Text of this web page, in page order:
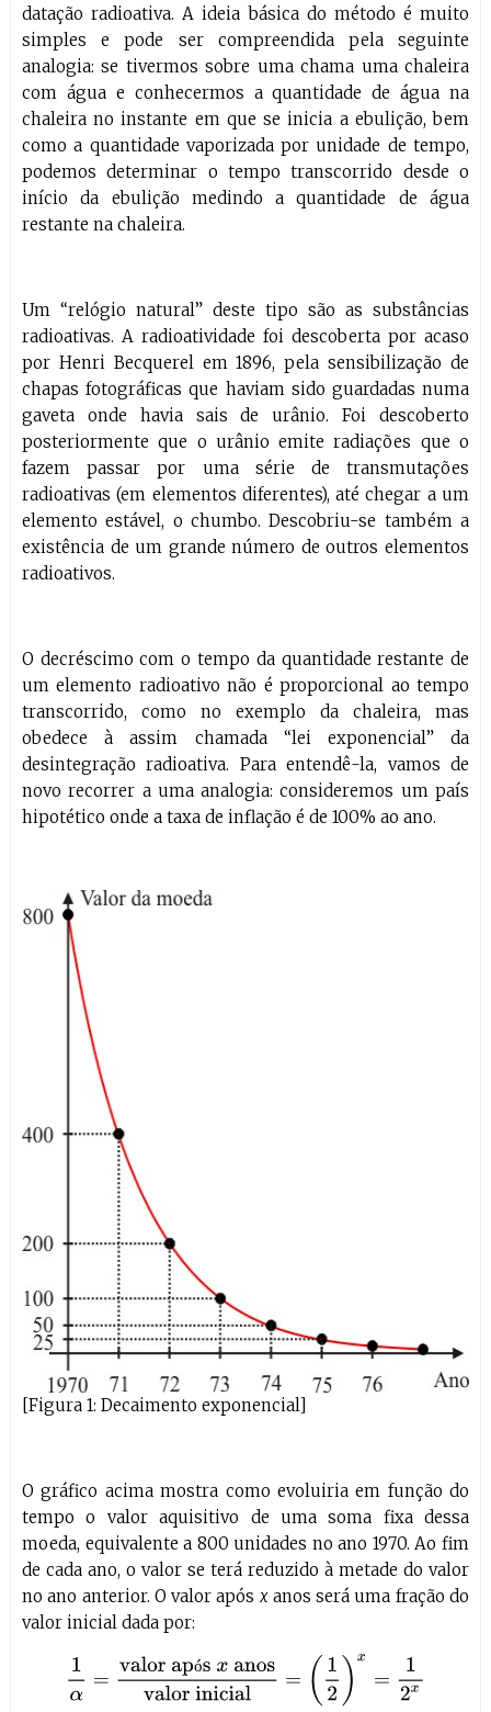
datação radioativa. A ideia básica do método é muito
simples e pode ser compreendida pela seguinte
analogia: se tivermos sobre uma chama uma chaleira
com água e conhecermos a quantidade de água na
chaleira no instante em que se inicia a ebulição, bem
como a quantidade vaporizada por unidade de tempo,
podemos determinar o tempo transcorrido desde o
início da ebulição medindo a quantidade de água
restante na chaleira.
Um “relógio natural” deste tipo são as substâncias
radioativas. A radioatividade foi descoberta por acaso
por Henri Becquerel em 1896, pela sensibilização de
chapas fotográficas que haviam sido guardadas numa
gaveta onde havia sais de urânio. Foi descoberto
posteriormente que o urânio emite radiações que o
fazem passar por uma série de transmutações
radioativas (em elementos diferentes), até chegar a um
elemento estável, o chumbo. Descobriu-se também a
existência de um grande número de outros elementos
radioativos.
O decréscimo com o tempo da quantidade restante de
um elemento radioativo não é proporcional ao tempo
transcorrido, como no exemplo da chaleira, mas
obedece à assim chamada “lei exponencial” da
desintegração radioativa. Para entendê-la, vamos de
novo recorrer a uma analogia: consideremos um país
hipotético onde a taxa de inflação é de 100% ao ano.
[Figura 1: Decaimento exponencial]
O gráfico acima mostra como evoluiria em função do
tempo o valor aquisitivo de uma soma fixa dessa
moeda, equivalente a 800 unidades no ano 1970. Ao fim
de cada ano, o valor se terá reduzido à metade do valor
no ano anterior. O valor após xanos será uma fração do
valor inicial dada por:
ó
1α valor apósxanosvalor inicial =( 12 2